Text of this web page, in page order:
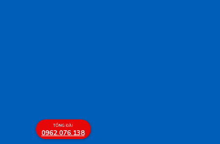
TỔNG ĐÀI
0962.076.138